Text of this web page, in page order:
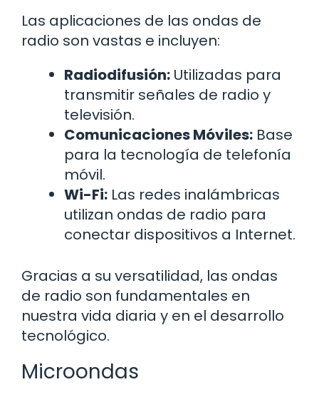
Las aplicaciones de las ondas de
radio son vastas e incluyen:
Radiodifusión: Utilizadas para
transmitir señales de radio y
televisión.
Comunicaciones Móviles: Base
para la tecnología de telefonía
móvil.
Wi-Fi: Las redes inalámbricas
utilizan ondas de radio para
conectar dispositivos a Internet.
Gracias a su versatilidad, las ondas
de radio son fundamentales en
nuestra vida diaria y en el desarrollo
tecnológico.
Microondas